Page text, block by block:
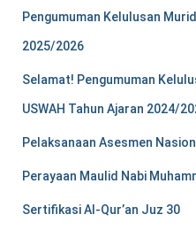
Pengumuman Kelulusan
2025/2026
Selamat! Pengumuman
USWAH Tahun Ajaran 2024/
Pelaksanaan Asesmen
Perayaan Maulid Nabi
Sertifikasi Al-Qur’an Juz 30